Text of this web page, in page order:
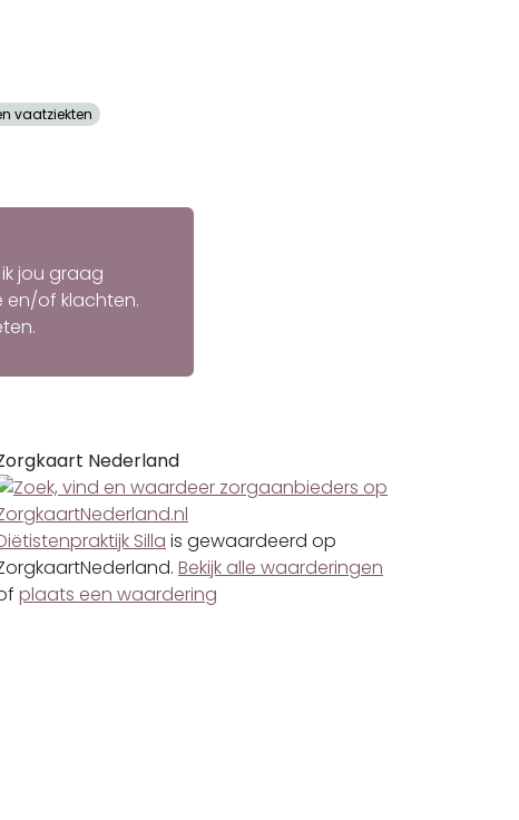
vaatziekten
jou graag
en/of klachten.
Nederland
Silla is gewaardeerd op
Bekijk alle waarderingen
plaats een waardering